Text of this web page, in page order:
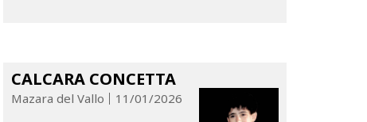
CALCARA CONCETTA
Mazara del Vallo 11/01/2026